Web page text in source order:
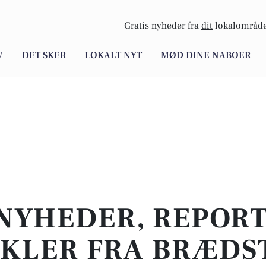
Gratis nyheder fra dit
DET SKER LOKALT NYT MØD DINE NABOER
FRA